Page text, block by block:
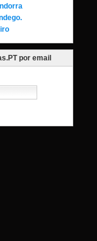
por email